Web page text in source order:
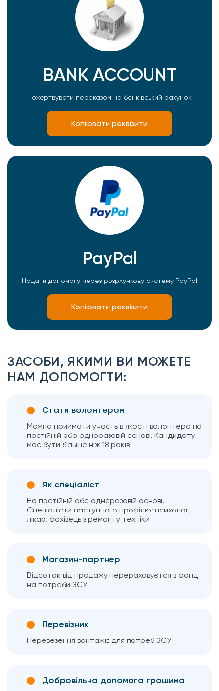
BANK ACCOUNT
Пожертвувати переказом на банківський рахунок
Копіювати реквізити
PayPal
Надати допомогу через розрхункову систему PayPal
Копіювати реквізити
ЗАСОБИ, ЯКИМИ ВИ МОЖЕТЕ
НАМ ДОПОМОГТИ:
Стати волонтером
Можна приймати участь в якості волонтера на
постійній або одноразовій основі. Кандидату
має бути більше ніж 18 років
Як спеціаліст
На постійній або одноразовій основі.
Спеціалісти наступного профілю: психолог,
лікар, фахівець з ремонту техніки
Магазин-партнер
Відсоток від продажу перераховуєтся в фонд
на потреби ЗСУ
Перевізник
Перевезення вантажів для потреб ЗСУ
Добровільна допомога грошима